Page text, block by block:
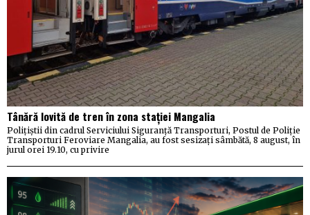
Tânără lovită de tren în zona stației Mangalia
Polițiștii din cadrul Serviciului Siguranță Transporturi, Postul de Poliție
Transporturi Feroviare Mangalia, au fost sesizați sâmbătă, 8 august, în
jurul orei 19.10, cu privire